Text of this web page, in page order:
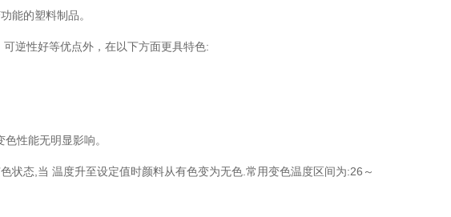
能的塑料制品。
逆性好等优点外，在以下方面更具特色:
性能无明显影响。
状态,当 温度升至设定值时颜料从有色变为无色.常用变色温度区间为:26～